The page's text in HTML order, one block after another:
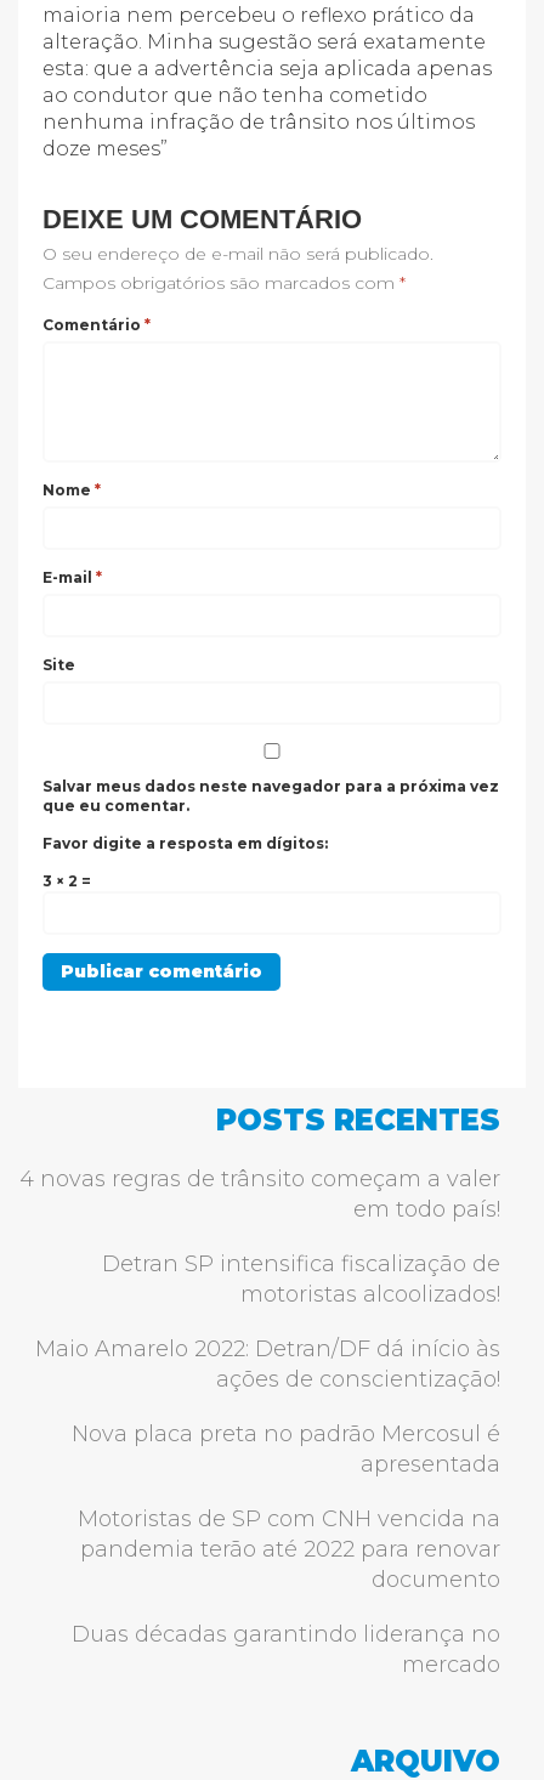
maioria nem percebeu o reflexo prático da
alteração. Minha sugestão será exatamente
esta: que a advertência seja aplicada apenas
ao condutor que não tenha cometido
nenhuma infração de trânsito nos últimos
doze meses”
DEIXE UM COMENTÁRIO
O seu endereço de e-mail não será publicado.
Campos obrigatórios são marcados com *
Comentário *
Nome *
E-mail *
Site
Salvar meus dados neste navegador para a próxima vez
que eu comentar.
Favor digite a resposta em dígitos:
3 × 2 =
POSTS RECENTES
4 novas regras de trânsito começam a valer
em todo país!
Detran SP intensifica fiscalização de
motoristas alcoolizados!
Maio Amarelo 2022: Detran/DF dá início às
ações de conscientização!
Nova placa preta no padrão Mercosul é
apresentada
Motoristas de SP com CNH vencida na
pandemia terão até 2022 para renovar
documento
Duas décadas garantindo liderança no
mercado
ARQUIVO